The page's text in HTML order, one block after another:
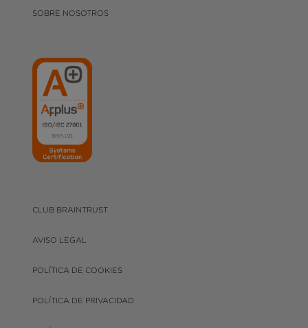
SOBRE NOSOTROS
CLUB BRAINTRUST
AVISO LEGAL
POLÍTICA DE COOKIES
POLÍTICA DE PRIVACIDAD